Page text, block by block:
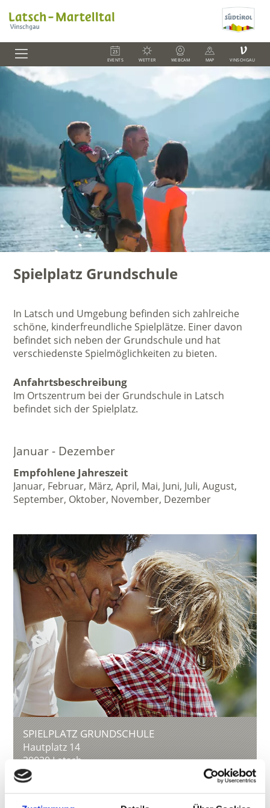
EVENTS WETTER WEBCAM MAP
V
VINSCHGAU
Spielplatz Grundschule
In Latsch und Umgebung befinden sich zahlreiche
schöne, kinderfreundliche Spielplätze. Einer davon
befindet sich neben der Grundschule und hat
verschiedenste Spielmöglichkeiten zu bieten.
Anfahrtsbeschreibung
Im Ortszentrum bei der Grundschule in Latsch
befindet sich der Spielplatz.
Januar - Dezember
Empfohlene Jahreszeit
Januar, Februar, März, April, Mai, Juni, Juli, August,
September, Oktober, November, Dezember
SPIELPLATZ GRUNDSCHULE
Hautplatz 14
39020Latsch
info@latsch.it
T